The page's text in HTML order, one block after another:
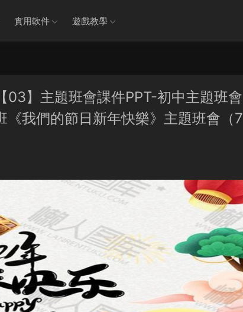
實用軟件 遊戲教學
】主題班會課件PPT-初中主題班會
我們的節日新年快樂》主題班會（7